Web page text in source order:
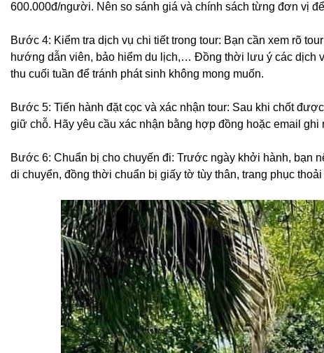
600.000đ/người. Nên so sánh giá và chính sách từng đơn vị
Bước 4: Kiểm tra dịch vụ chi tiết trong tour: Bạn cần xem rõ
hướng dẫn viên, bảo hiểm du lịch,… Đồng thời lưu ý các dịch
thu cuối tuần để tránh phát sinh không mong muốn.
Bước 5: Tiến hành đặt cọc và xác nhận tour: Sau khi chốt
giữ chỗ. Hãy yêu cầu xác nhận bằng hợp đồng hoặc email
Bước 6: Chuẩn bị cho chuyến đi: Trước ngày khởi hành, bạn
di chuyển, đồng thời chuẩn bị giấy tờ tùy thân, trang phục